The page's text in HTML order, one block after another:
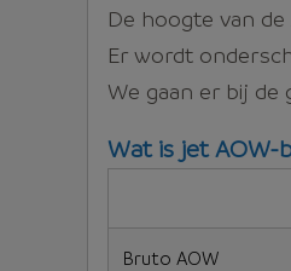
De hoogte van
Er wordt
We gaan er bij
Wat is jet AOW-
Bruto AOW